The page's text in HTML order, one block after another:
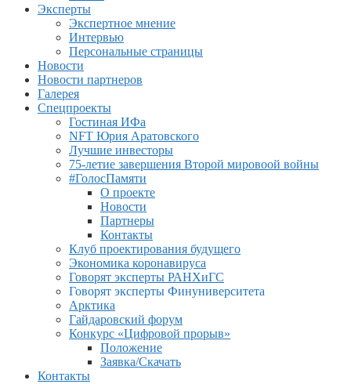
Эксперты
Экспертное мнение
Интервью
Персональные страницы
Новости
Новости партнеров
Галерея
Спецпроекты
Гостиная ИФа
NFT Юрия Аратовского
Лучшие инвесторы
75-летие завершения Второй мировоой войны
#ГолосПамяти
О проекте
Новости
Партнеры
Контакты
Клуб проектирования будущего
Экономика коронавируса
Говорят эксперты РАНХиГС
Говорят эксперты Финуниверситета
Арктика
Гайдаровский форум
Конкурс «Цифровой прорыв»
Положение
Заявка/Скачать
Контакты